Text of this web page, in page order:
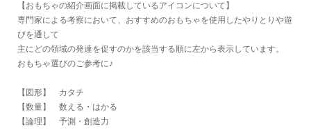
【おもちゃの紹介画面に掲載しているアイコンについて】
専門家による考察において、おすすめのおもちゃを使用したやりとりや遊
びを通して
主にどの領域の発達を促すのかを該当する順に左から表示しています。
おもちゃ選びのご参考に♪
【図形】 カタチ
【数量】 数える・はかる
【論理】 予測・創造力